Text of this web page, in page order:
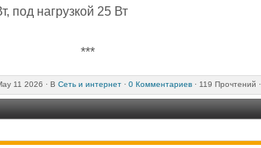
под нагрузкой 25 Вт
***
11 2026 · В Сеть и интернет· 0 Комментариев· 119 Прочтений ·